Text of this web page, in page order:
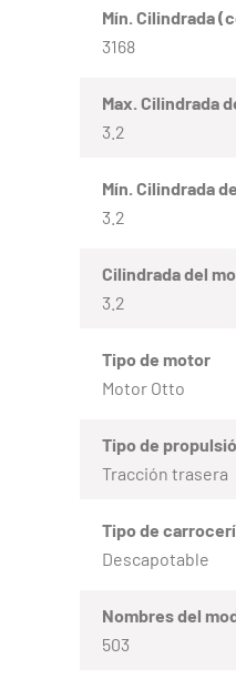
Mín. Cilindrada
3168
Max. Cilindrada
3.2
Mín. Cilindrada
3.2
Cilindrada del
3.2
Tipo de motor
Motor Otto
Tipo de
Tracción trasera
Tipo de
Descapotable
Nombres del
503